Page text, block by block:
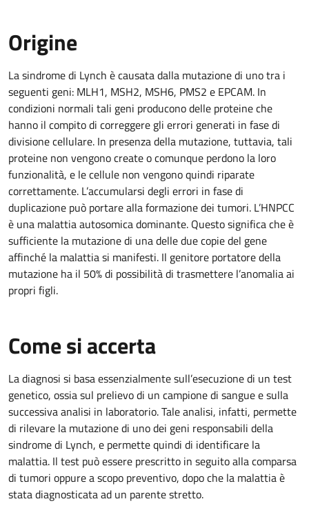
Origine
La sindrome di Lynch è causata dalla mutazione di uno tra i
seguenti geni: MLH1, MSH2, MSH6, PMS2 e EPCAM. In
condizioni normali tali geni producono delle proteine che
hanno il compito di correggere gli errori generati in fase di
divisione cellulare. In presenza della mutazione, tuttavia, tali
proteine non vengono create o comunque perdono la loro
funzionalità, e le cellule non vengono quindi riparate
correttamente. L’accumularsi degli errori in fase di
duplicazione può portare alla formazione dei tumori. L’HNPCC
è una malattia autosomica dominante. Questo significa che è
sufficiente la mutazione di una delle due copie del gene
affinché la malattia si manifesti. Il genitore portatore della
mutazione ha il 50% di possibilità di trasmettere l’anomalia ai
propri figli.
Come si accerta
La diagnosi si basa essenzialmente sull’esecuzione di un test
genetico, ossia sul prelievo di un campione di sangue e sulla
successiva analisi in laboratorio. Tale analisi, infatti, permette
di rilevare la mutazione di uno dei geni responsabili della
sindrome di Lynch, e permette quindi di identificare la
malattia. Il test può essere prescritto in seguito alla comparsa
di tumori oppure a scopo preventivo, dopo che la malattia è
stata diagnosticata ad un parente stretto.